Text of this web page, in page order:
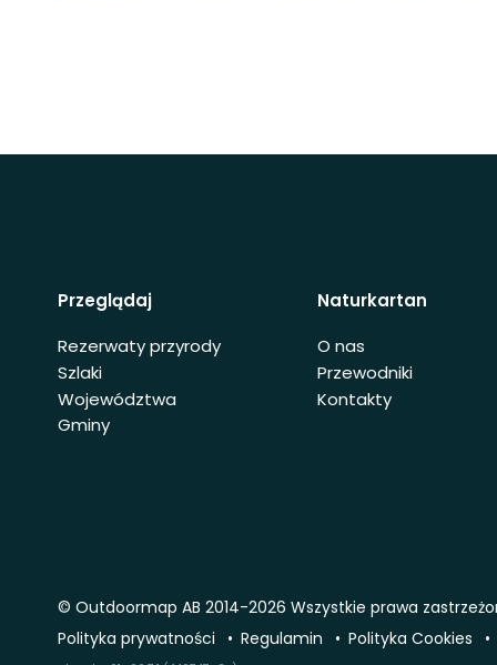
Przeglądaj
Rezerwaty przyrody
Szlaki
Województwa
Gminy
Naturkartan
O nas
Przewodniki
Kontakty
© Outdoormap AB 2014-2026 Wszystkie prawa
Polityka prywatności
Regulamin Polityka Cookies